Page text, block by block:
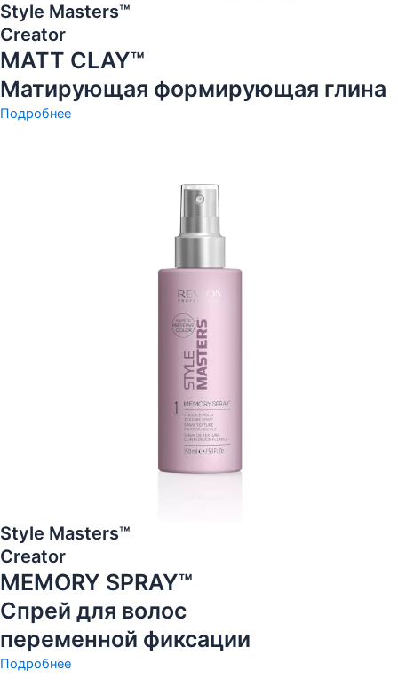
Style Masters™
Creator
MATT CLAY™
Матирующая формирующая глина
Подробнее
Style Masters™
Creator
MEMORY SPRAY™
Спрей для волос
переменной фиксации
Подробнее